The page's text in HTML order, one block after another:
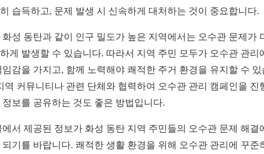
습득하고, 문제 발생 시 신속하게 대처하는 것이 중요합니다.
화성 동탄과 같이 인구 밀도가 높은 지역에서는 오수관 문제가
게 발생할 수 있습니다. 따라서 지역 주민 모두가 오수관 관리
임감을 가지고, 함께 노력해야 쾌적한 주거 환경을 유지할 수 있
역 커뮤니티나 관련 단체와 협력하여 오수관 관리 캠페인을 진
정보를 공유하는 것도 좋은 방법입니다.
에서 제공된 정보가 화성 동탄 지역 주민들의 오수관 문제 해결
되기를 바랍니다. 쾌적한 생활 환경을 위해 오수관 관리에 꾸준